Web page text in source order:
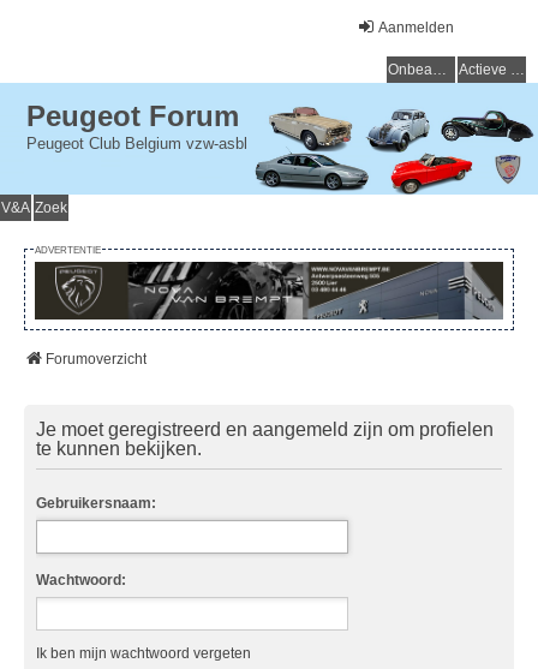
Aanmelden
Onbeantwoorde onderwerpen Actieve onderwerpen
Peugeot Forum
Peugeot Club Belgium vzw-asbl
V&A Zoek
ADVERTENTIE
Forumoverzicht
Je moet geregistreerd en aangemeld zijn om profielen
te kunnen bekijken.
Gebruikersnaam:
Wachtwoord:
Ik ben mijn wachtwoord vergeten